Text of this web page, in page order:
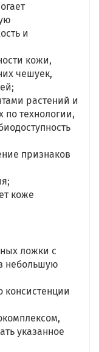
и
кожи,
чешуек,
растений и
по технологии,
признаков
коже
ложки с
небольшую
консистенции
указанное